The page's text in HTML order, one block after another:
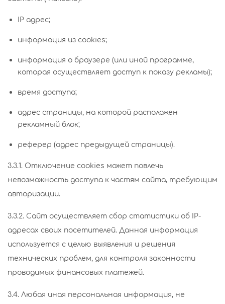
IP адрес;
информация из cookies;
информация о браузере (или иной программе,
которая осуществляет доступ к показу рекламы);
время доступа;
адрес страницы, на которой расположен
рекламный блок;
реферер (адрес предыдущей страницы).
3.3.1. Отключение cookies может повлечь
невозможность доступа к частям сайта, требующим
авторизации.
3.3.2. Сайт осуществляет сбор статистики об IP-
адресах своих посетителей. Данная информация
используется с целью выявления и решения
технических проблем, для контроля законности
проводимых финансовых платежей.
3.4. Любая иная персональная информация, не